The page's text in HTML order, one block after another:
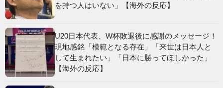
を持つ人はいない」【海外の反応】
U20日本代表、W杯敗退後に感謝のメッセージ！
現地感銘「模範となる存在」「来世は日本人と
して生まれたい」「日本に勝ってほしかった」
【海外の反応】